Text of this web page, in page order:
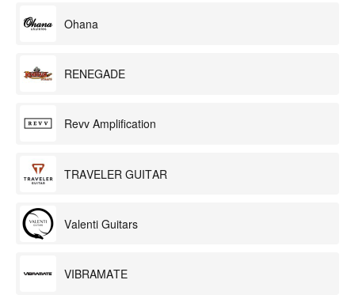
Ohana
RENEGADE
Revv Amplification
TRAVELER GUITAR
Valenti Guitars
VIBRAMATE